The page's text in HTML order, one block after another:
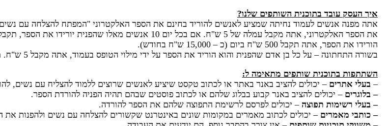
איך העסק עובד בתוכנית השותפים שלנו?
אתה מפנה אנשים לעמוד נחיתה שמציע לאנשים להוריד בחינם את הספר האלקטרוני "המפתח להצלחה עם
הורידו את הספר, אתה תקבל 500 ש"ח ביום (כ – 15,000 ש"ח בחודש).
בשורה התחתונה – על כל בן אדם שהפנית והוא הוריד את הספר על ידי מילוי הטופס בעמוד, אתה מקבל 5 ש"ח. מכאן החשבון כבר פשוט.
השתתפות בתוכנית שותפים מתאימה ל:
– בעלי אתרים – יכולים להציב באנר באתר או לכתוב טקסט שיציע לאנשים שרוצים ללמוד להצליח עם נשים,
– בלוגרים– יכולים להציב באנר קבוע בבלוג שלהם או לכתוב פוסטים שבהם תהיה הפניה להורדת הספר.
– בעלי רשימות תפוצה– יכולים לפרסם לרשימת התפוצה שלהם את הספר להורדה.
– כותבי מאמרים – יכולים לכתוב מאמרים במקומות שונים באינטרנט שקשורים להצלחה עם נשים ולהפנות